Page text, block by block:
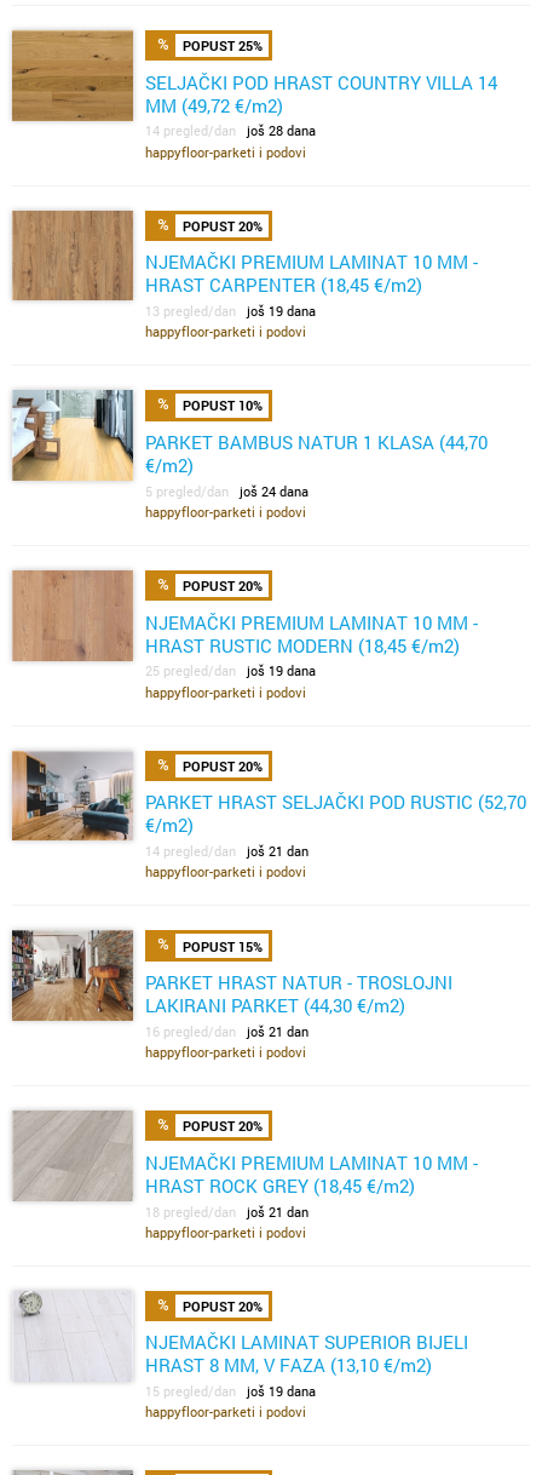
POPUST 25%
SELJAČKI POD HRAST COUNTRY VILLA 14
MM (49,72 €/m2)
14 pregled/dan još 28 dana
happyfloor-parketi i podovi
POPUST 20%
NJEMAČKI PREMIUM LAMINAT 10 MM -
HRAST CARPENTER (18,45 €/m2)
13 pregled/dan još 19 dana
happyfloor-parketi i podovi
POPUST 10%
PARKET BAMBUS NATUR 1 KLASA (44,70
€/m2)
5 pregled/dan još 24 dana
happyfloor-parketi i podovi
POPUST 20%
NJEMAČKI PREMIUM LAMINAT 10 MM -
HRAST RUSTIC MODERN (18,45 €/m2)
25 pregled/dan još 19 dana
happyfloor-parketi i podovi
POPUST 20%
PARKET HRAST SELJAČKI POD RUSTIC (52,70
€/m2)
14 pregled/dan još 21 dan
happyfloor-parketi i podovi
POPUST 15%
PARKET HRAST NATUR - TROSLOJNI
LAKIRANI PARKET (44,30 €/m2)
16 pregled/dan još 21 dan
happyfloor-parketi i podovi
POPUST 20%
NJEMAČKI PREMIUM LAMINAT 10 MM -
HRAST ROCK GREY (18,45 €/m2)
18 pregled/dan još 21 dan
happyfloor-parketi i podovi
POPUST 20%
NJEMAČKI LAMINAT SUPERIOR BIJELI
HRAST 8 MM, V FAZA (13,10 €/m2)
15 pregled/dan još 19 dana
happyfloor-parketi i podovi